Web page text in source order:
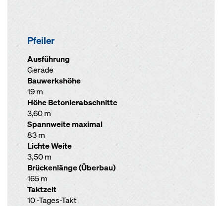
Pfeiler
Ausführung
Gerade
Bauwerkshöhe
19 m
Höhe Betonierabschnitte
3,60 m
Spannweite maximal
83 m
Lichte Weite
3,50 m
Brückenlänge (Überbau)
165 m
Taktzeit
10 -Tages-Takt